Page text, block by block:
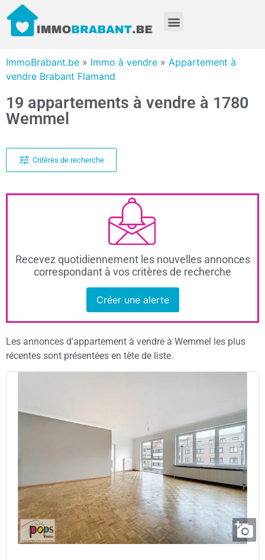
ImmoBrabant.be » Immo à vendre » Appartement à
vendre Brabant Flamand
19 appartements à vendre à 1780
Wemmel
Critères de recherche
Recevez quotidiennement les nouvelles annonces
correspondant à vos critères de recherche
Créer une alerte
Les annonces d'appartement à vendre à Wemmel les plus
récentes sont présentées en tête de liste.